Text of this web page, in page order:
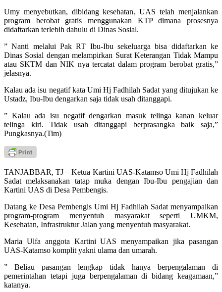
Umy menyebutkan, dibidang kesehatan, UAS telah menjalankan
program berobat gratis menggunakan KTP dimana prosesnya
didaftarkan terlebih dahulu di Dinas Sosial.
” Nanti melalui Pak RT Ibu-Ibu sekeluarga bisa didaftarkan ke
Dinas Sosial dengan melampirkan Surat Keterangan Tidak Mampu
atau SKTM dan NIK nya tercatat dalam program berobat gratis,”
jelasnya.
Kalau ada isu negatif kata Umi Hj Fadhilah Sadat yang ditujukan ke
Ustadz, Ibu-Ibu dengarkan saja tidak usah ditanggapi.
” Kalau ada isu negatif dengarkan masuk telinga kanan keluar
telinga kiri. Tidak usah ditanggapi berprasangka baik saja,”
Pungkasnya.(Tim)
TANJABBAR, TJ – Ketua Kartini UAS-Katamso Umi Hj Fadhilah
Sadat melaksanakan tatap muka dengan Ibu-Ibu pengajian dan
Kartini UAS di Desa Pembengis.
Datang ke Desa Pembengis Umi Hj Fadhilah Sadat menyampaikan
program-program menyentuh masyarakat seperti UMKM,
Kesehatan, Infrastruktur Jalan yang menyentuh masyarakat.
Maria Ulfa anggota Kartini UAS menyampaikan jika pasangan
UAS-Katamso komplit yakni ulama dan umarah.
” Beliau pasangan lengkap tidak hanya berpengalaman di
pemerintahan tetapi juga berpengalaman di bidang keagamaan,”
katanya.